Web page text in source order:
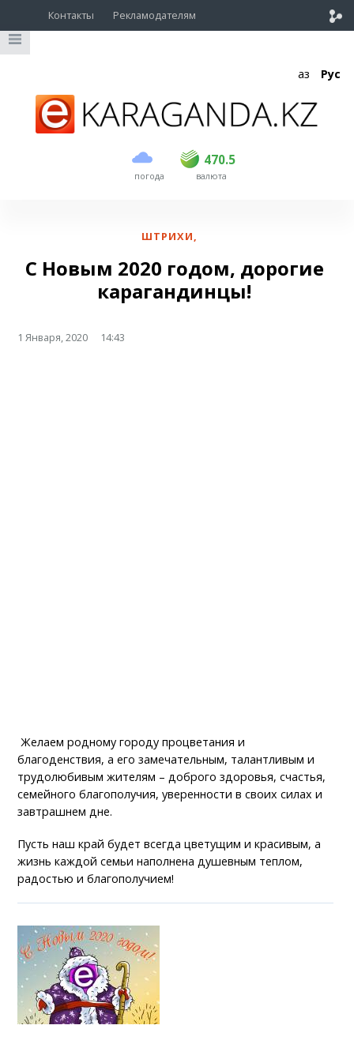
Контакты Рекламодателям
Қаз Рус
погода
470.5
USD 469 470.5
EUR валюта
ШТРИХИ,
С Новым 2020 годом, дорогие
карагандинцы!
1 Января, 2020 14:43
Желаем родному городу процветания и
благоденствия, а его замечательным, талантливым и
трудолюбивым жителям – доброго здоровья, счастья,
семейного благополучия, уверенности в своих силах и
завтрашнем дне.
Пусть наш край будет всегда цветущим и красивым, а
жизнь каждой семьи наполнена душевным теплом,
радостью и благополучием!